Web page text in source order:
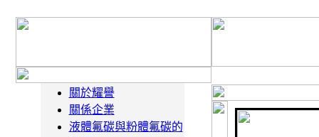
關於耀譽
關係企業
液體氟碳與粉體氟碳的